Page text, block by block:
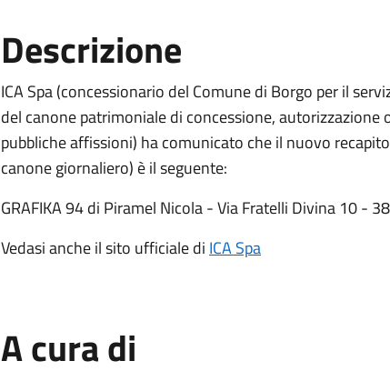
Descrizione
ICA Spa (concessionario del Comune di Borgo per il
del canone patrimoniale di concessione, autorizzazione
pubbliche affissioni) ha comunicato che il nuovo
canone giornaliero) è il seguente:
GRAFIKA 94 di Piramel Nicola - Via Fratelli Divina 10 -
Vedasi anche il sito ufficiale di ICA Spa
A cura di